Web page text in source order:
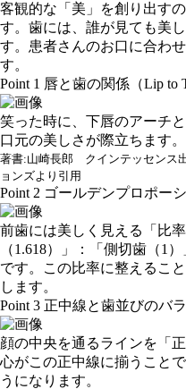
客観的な「美」を創り出す
す。歯には、誰が見ても美
す。患者さんのお口に合わせ
す。
Point 1 唇と歯の関係（Lip to
笑った時に、下唇のアーチ
口元の美しさが際立ちます。
著書:山崎長郎 クインテッセンス
ョンズより引用
Point 2 ゴールデンプロポーシ
前歯には美しく見える「比
（1.618）」：「側切歯（1
です。この比率に整えるこ
します。
Point 3 正中線と歯並びのバラ
顔の中央を通るラインを「
心がこの正中線に揃うこと
うになります。